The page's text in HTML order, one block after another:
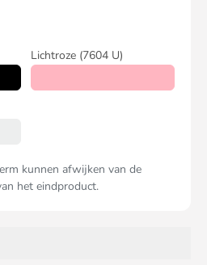
Lichtroze (7604 U)
kunnen afwijken van de
het eindproduct.